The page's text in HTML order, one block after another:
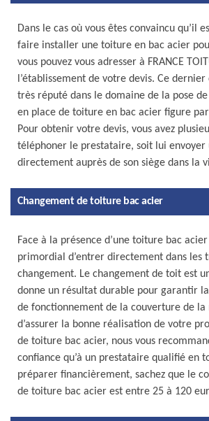
Dans le cas où vous êtes convaincu qu’il
faire installer une toiture en bac acier
vous pouvez vous adresser à FRANCE
l’établissement de votre devis. Ce
très réputé dans le domaine de la pose
en place de toiture en bac acier figure
Pour obtenir votre devis, vous avez
téléphoner le prestataire, soit lui
directement auprès de son siège dans la
Changement de toiture bac acier
Face à la présence d’une toiture bac
primordial d’entrer directement dans les
changement. Le changement de toit est
donne un résultat durable pour garantir
de fonctionnement de la couverture de la
d’assurer la bonne réalisation de votre
de toiture bac acier, nous vous
confiance qu’à un prestataire qualifié en
préparer financièrement, sachez que le
de toiture bac acier est entre 25 à 120